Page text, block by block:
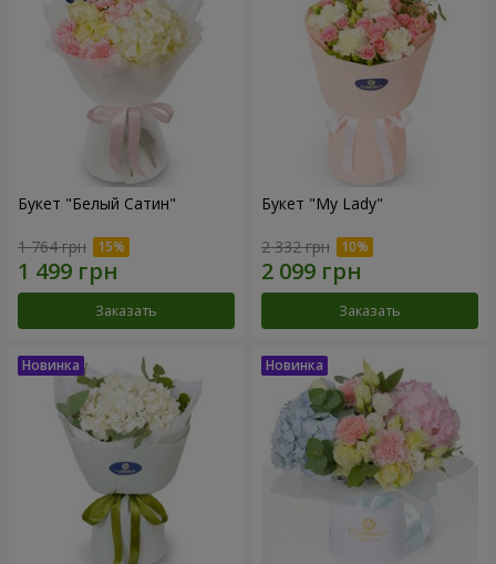
Букет "Белый Сатин"
1 764 грн
Заказать
Букет "My Lady"
2 332 грн
Заказать